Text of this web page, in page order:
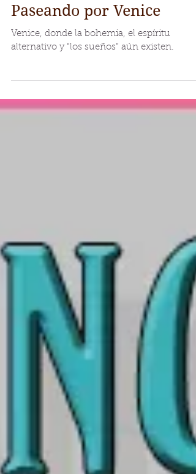
Paseando por Venice
alternativo y “los sueños” aún existen.